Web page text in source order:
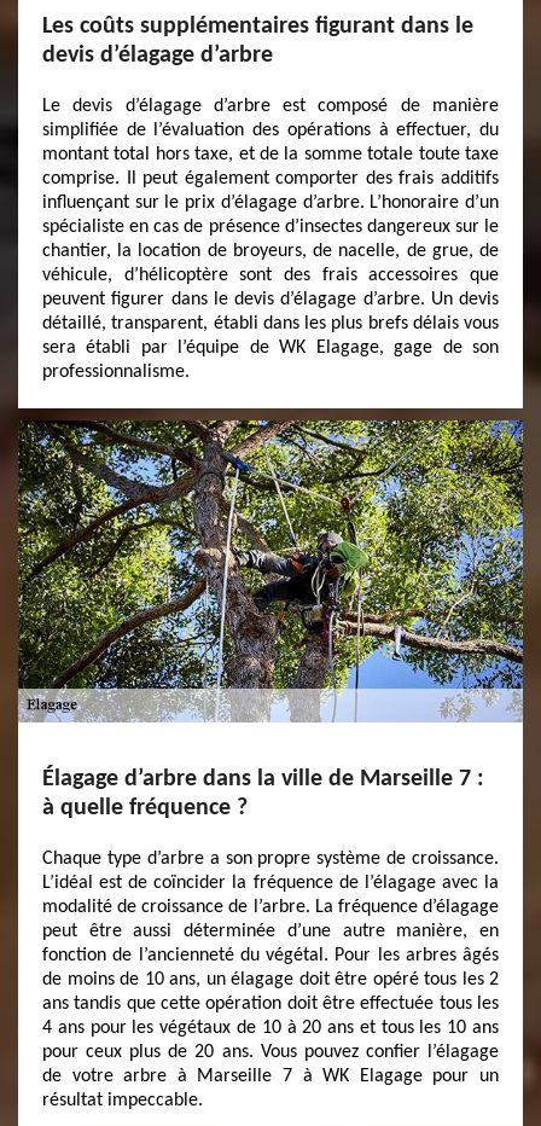
Les coûts supplémentaires figurant dans le
devis d’élagage d’arbre
Le devis d’élagage d’arbre est composé de manière
simplifiée de l’évaluation des opérations à effectuer, du
montant total hors taxe, et de la somme totale toute taxe
comprise. Il peut également comporter des frais additifs
influençant sur le prix d’élagage d’arbre. L’honoraire d’un
spécialiste en cas de présence d’insectes dangereux sur le
chantier, la location de broyeurs, de nacelle, de grue, de
véhicule, d’hélicoptère sont des frais accessoires que
peuvent figurer dans le devis d’élagage d’arbre. Un devis
détaillé, transparent, établi dans les plus brefs délais vous
sera établi par l’équipe de WK Elagage, gage de son
professionnalisme.
Élagage d’arbre dans la ville de Marseille 7 :
à quelle fréquence ?
Chaque type d’arbre a son propre système de croissance.
L’idéal est de coïncider la fréquence de l’élagage avec la
modalité de croissance de l’arbre. La fréquence d’élagage
peut être aussi déterminée d’une autre manière, en
fonction de l’ancienneté du végétal. Pour les arbres âgés
de moins de 10 ans, un élagage doit être opéré tous les 2
ans tandis que cette opération doit être effectuée tous les
4 ans pour les végétaux de 10 à 20 ans et tous les 10 ans
pour ceux plus de 20 ans. Vous pouvez confier l’élagage
de votre arbre à Marseille 7 à WK Elagage pour un
résultat impeccable.